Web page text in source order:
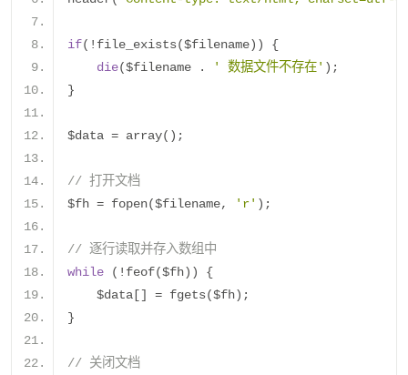
if(! file_exists($filename))
{
die($filename . ' 数据文件不存在' );
}
$data = array();
// 打开文档
$fh = fopen($filename, 'r' );
// 逐行读取并存入数组中
while
(! feof($fh))
{
    $data
[] = fgets($fh);
}
// 关闭文档